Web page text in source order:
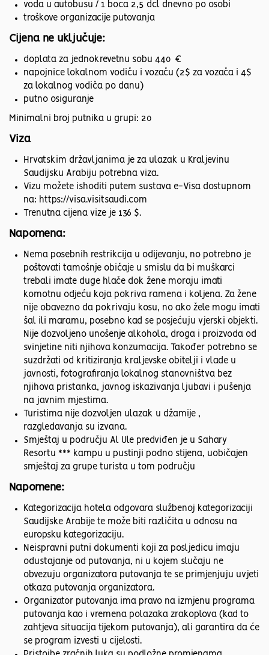
voda u autobusu / 1 boca 2,5 dcl dnevno po osobi
troškove organizacije putovanja
Cijena ne uključuje:
doplata za jednokrevetnu sobu 440 €
napojnice lokalnom vodiču i vozaču (2$ za vozača i 4$
za lokalnog vodiča po danu)
putno osiguranje
Minimalni broj putnika u grupi: 20
Viza
Hrvatskim državljanima je za ulazak u Kraljevinu
Saudijsku Arabiju potrebna viza.
Vizu možete ishoditi putem sustava e-Visa dostupnom
na: https://visa.visitsaudi.com
Trenutna cijena vize je 136 $.
Napomena:
Nema posebnih restrikcija u odijevanju, no potrebno je
poštovati tamošnje običaje u smislu da bi muškarci
trebali imate duge hlače dok žene moraju imati
komotnu odjeću koja pokriva ramena i koljena. Za žene
nije obavezno da pokrivaju kosu, no ako žele mogu imati
šal ili maramu, posebno kad se posjećuju vjerski objekti.
Nije dozvoljeno unošenje alkohola, droga i proizvoda od
svinjetine niti njihova konzumacija. Također potrebno se
suzdržati od kritiziranja kraljevske obitelji i vlade u
javnosti, fotografiranja lokalnog stanovništva bez
njihova pristanka, javnog iskazivanja ljubavi i pušenja
na javnim mjestima.
Turistima nije dozvoljen ulazak u džamije ,
razgledavanja su izvana.
Smještaj u području Al Ule predviđen je u Sahary
Resortu *** kampu u pustinji podno stijena, uobičajen
smještaj za grupe turista u tom području
Napomene:
Kategorizacija hotela odgovara službenoj kategorizaciji
Saudijske Arabije te može biti različita u odnosu na
europsku kategorizaciju.
Neispravni putni dokumenti koji za posljedicu imaju
odustajanje od putovanja, ni u kojem slučaju ne
obvezuju organizatora putovanja te se primjenjuju uvjeti
otkaza putovanja organizatora.
Organizator putovanja ima pravo na izmjenu programa
putovanja kao i vremena polazaka zrakoplova (kad to
zahtjeva situacija tijekom putovanja), ali garantira da će
se program izvesti u cijelosti.